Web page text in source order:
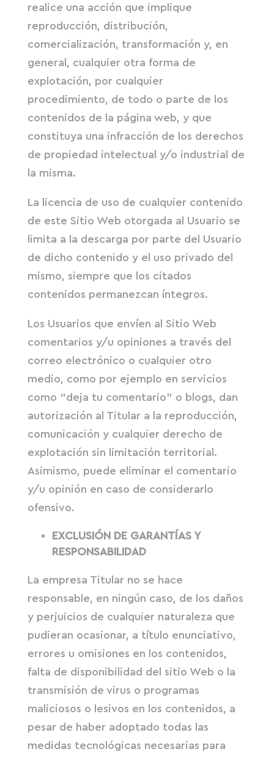
realice una acción que implique
reproducción, distribución,
comercialización, transformación y, en
general, cualquier otra forma de
explotación, por cualquier
procedimiento, de todo o parte de los
contenidos de la página web, y que
constituya una infracción de los derechos
de propiedad intelectual y/o industrial de
la misma.
La licencia de uso de cualquier contenido
de este Sitio Web otorgada al Usuario se
limita a la descarga por parte del Usuario
de dicho contenido y el uso privado del
mismo, siempre que los citados
contenidos permanezcan íntegros.
Los Usuarios que envíen al Sitio Web
comentarios y/u opiniones a través del
correo electrónico o cualquier otro
medio, como por ejemplo en servicios
como “deja tu comentario” o blogs, dan
autorización al Titular a la reproducción,
comunicación y cualquier derecho de
explotación sin limitación territorial.
Asimismo, puede eliminar el comentario
y/u opinión en caso de considerarlo
ofensivo.
EXCLUSIÓN DE GARANTÍAS Y
RESPONSABILIDAD
La empresa Titular no se hace
responsable, en ningún caso, de los daños
y perjuicios de cualquier naturaleza que
pudieran ocasionar, a título enunciativo,
errores u omisiones en los contenidos,
falta de disponibilidad del sitio Web o la
transmisión de virus o programas
maliciosos o lesivos en los contenidos, a
pesar de haber adoptado todas las
medidas tecnológicas necesarias para